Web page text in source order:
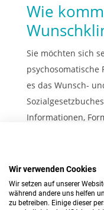
Wie
Sie möchten sich
psychosomatische
es das Wunsch-
Informationen,
Wahlrecht.
Wir verwenden Cookies
Wir setzen auf unserer
während andere uns helfen
zu betreiben. Einige dieser